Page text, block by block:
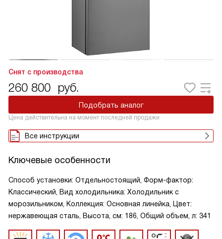
Снят с производства
260 800 руб.
Подобрать аналог
Цена действительна на момент последней продажи
Все инструкции
Ключевые особенности
Способ установки: Отдельностоящий, Форм-фактор:
Классический, Вид холодильника: Холодильник с
морозильником, Коллекция: Основная линейка, Цвет:
нержавеющая сталь, Высота, см: 186, Общий объем, л: 341